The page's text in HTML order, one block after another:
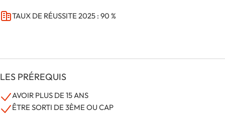
TAUX DE RÉUSSITE 2025 : 90 %
LES PRÉREQUIS
AVOIR PLUS DE 15 ANS
ÊTRE SORTI DE 3ÈME OU CAP